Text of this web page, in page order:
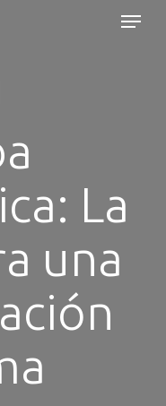
Menu
La
una